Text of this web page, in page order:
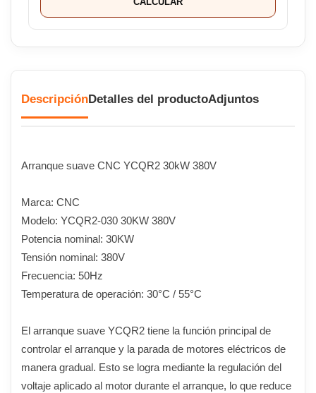
DescripciónDetalles del productoAdjuntos
Arranque suave CNC YCQR2 30kW 380V
Marca: CNC
Modelo: YCQR2-030 30KW 380V
Potencia nominal: 30KW
Tensión nominal: 380V
Frecuencia: 50Hz
Temperatura de operación: 30°C / 55°C
El arranque suave YCQR2 tiene la función principal de
controlar el arranque y la parada de motores eléctricos de
manera gradual. Esto se logra mediante la regulación del
voltaje aplicado al motor durante el arranque, lo que reduce